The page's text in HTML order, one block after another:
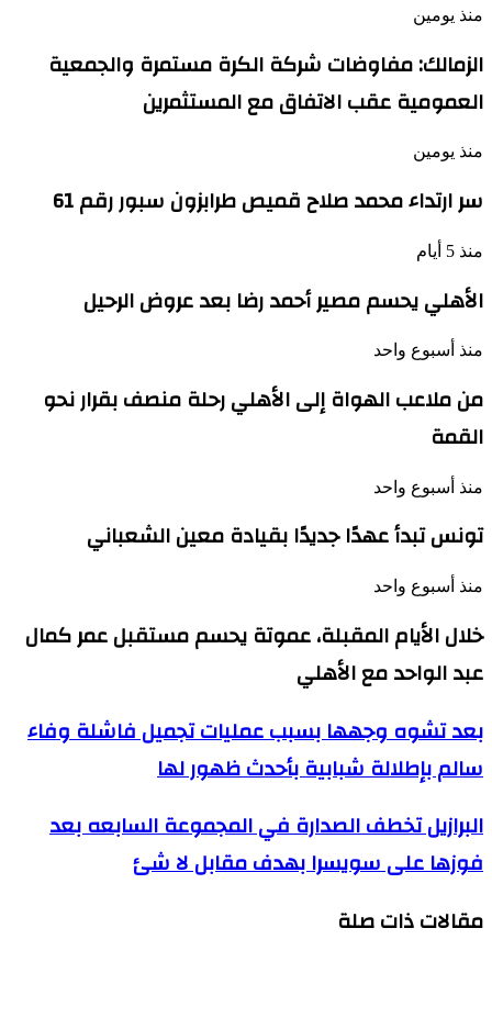
منذ يومين
الزمالك: مفاوضات شركة الكرة مستمرة والجمعية
العمومية عقب الاتفاق مع المستثمرين
منذ يومين
سر ارتداء محمد صلاح قميص طرابزون سبور رقم 61
منذ 5 أيام
الأهلي يحسم مصير أحمد رضا بعد عروض الرحيل
منذ أسبوع واحد
من ملاعب الهواة إلى الأهلي رحلة منصف بقرار نحو
القمة
منذ أسبوع واحد
تونس تبدأ عهدًا جديدًا بقيادة معين الشعباني
منذ أسبوع واحد
خلال الأيام المقبلة، عموتة يحسم مستقبل عمر كمال
عبد الواحد مع الأهلي
تشوه
وجهها
تجميل
وفاء
بإطلالة
شبابية
بعد تشوه وجهها بسبب عمليات تجميل فاشلة وفاء
سالم بإطلالة شبابية بأحدث ظهور لها
البرازيل
تخطف
الصدارة
في
السابعه
البرازيل تخطف الصدارة في المجموعة السابعه بعد
فوزها على سويسرا بهدف مقابل لا شئ
مقالات ذات صلة